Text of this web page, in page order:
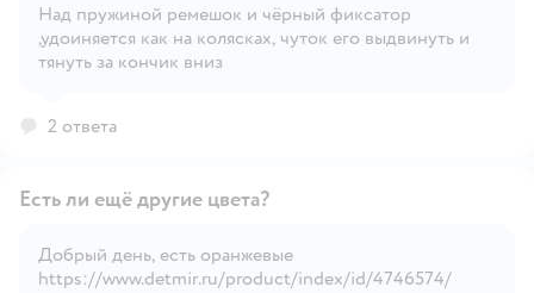
Открыть вопрос
Над пружиной ремешок и чёрный фиксатор
,удоиняется как на колясках, чуток его выдвинуть и
тянуть за кончик вниз
2 ответа
Открыть вопрос
Есть ли ещё другие цвета?
Добрый день, есть оранжевые
https://www.detmir.ru/product/index/id/4746574/